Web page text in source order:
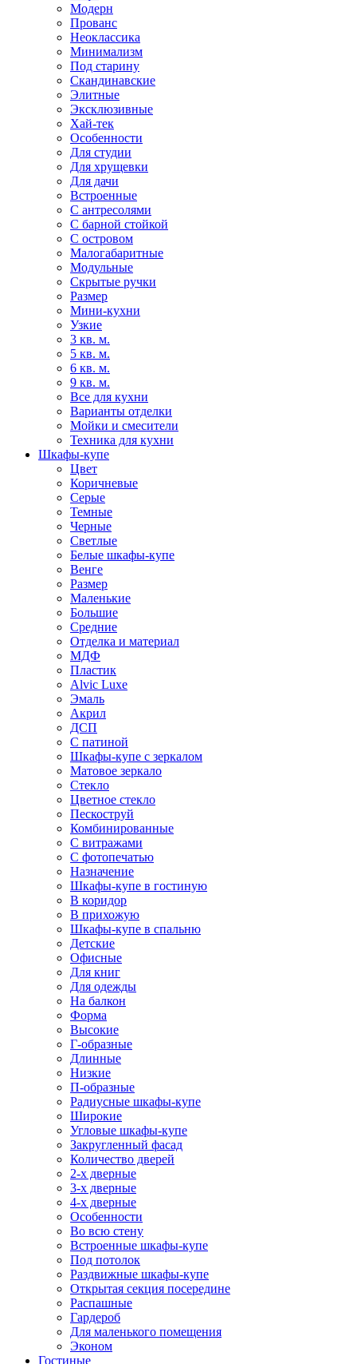
Модерн
Прованс
Неоклассика
Минимализм
Под старину
Скандинавские
Элитные
Эксклюзивные
Хай-тек
Особенности
Для студии
Для хрущевки
Для дачи
Встроенные
С антресолями
С барной стойкой
С островом
Малогабаритные
Модульные
Скрытые ручки
Размер
Мини-кухни
Узкие
3 кв. м.
5 кв. м.
6 кв. м.
9 кв. м.
Все для кухни
Варианты отделки
Мойки и смесители
Техника для кухни
Шкафы-купе
Цвет
Коричневые
Серые
Темные
Черные
Светлые
Белые шкафы-купе
Венге
Размер
Маленькие
Большие
Средние
Отделка и материал
МДФ
Пластик
Alvic Luxe
Эмаль
Акрил
ДСП
С патиной
Шкафы-купе с зеркалом
Матовое зеркало
Стекло
Цветное стекло
Пескоструй
Комбинированные
С витражами
С фотопечатью
Назначение
Шкафы-купе в гостиную
В коридор
В прихожую
Шкафы-купе в спальню
Детские
Офисные
Для книг
Для одежды
На балкон
Форма
Высокие
Г-образные
Длинные
Низкие
П-образные
Радиусные шкафы-купе
Широкие
Угловые шкафы-купе
Закругленный фасад
Количество дверей
2-х дверные
3-х дверные
4-х дверные
Особенности
Во всю стену
Встроенные шкафы-купе
Под потолок
Раздвижные шкафы-купе
Открытая секция посередине
Распашные
Гардероб
Для маленького помещения
Эконом
Гостиные